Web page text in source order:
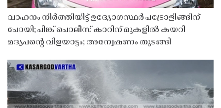
വാഹനം നിർത്തിയിട്ട് ഉദ്യോഗസ്ഥർ പട്രോളിങ്ങിന്
പോയി; പിങ്ക് പൊലീസ് കാറിന് മുകളിൽ കയറി
മദ്യപൻ്റെ വിളയാട്ടം; അന്വേഷണം തുടങ്ങി